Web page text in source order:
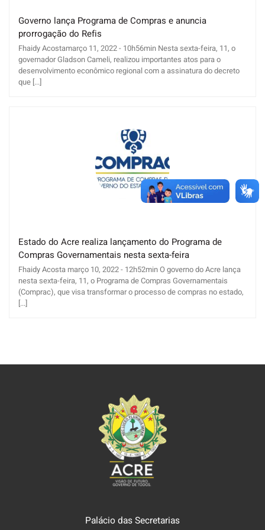
Governo lança Programa de Compras e anuncia
prorrogação do Refis
Fhaidy Acostamarço 11, 2022 - 10h56min Nesta sexta-feira, 11, o
governador Gladson Cameli, realizou importantes atos para o
desenvolvimento econômico regional com a assinatura do decreto
que [...]
Estado do Acre realiza lançamento do Programa de
Compras Governamentais nesta sexta-feira
Fhaidy Acosta março 10, 2022 - 12h52min O governo do Acre lança
nesta sexta-feira, 11, o Programa de Compras Governamentais
(Comprac), que visa transformar o processo de compras no estado,
[...]
Palácio das Secretarias